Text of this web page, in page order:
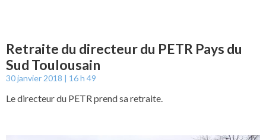
Retraite du directeur du PETR Pays du
Sud Toulousain
30 janvier 2018 16 h 49
Le directeur du PETR prend sa retraite.